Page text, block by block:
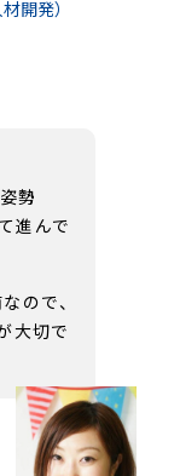
開発）
勢
進んで
ので、
大切で